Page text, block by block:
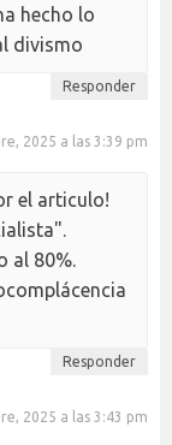
hecho lo
divismo
Responder
2025 a las 3:39 pm
el articulo!
al 80%.
Responder
2025 a las 3:43 pm